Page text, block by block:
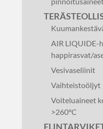
AIR LIQUIDE-
happirasvat/
Vesivaseliinit
Vaihteistoöljyt
Voiteluaineet
>260°C